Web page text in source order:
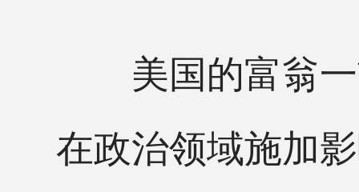
美国的富翁一
在政治领域施加